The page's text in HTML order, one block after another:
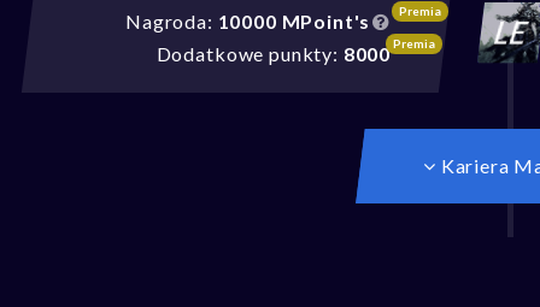
Nagroda: 10000 MPoint's Premia
Dodatkowe punkty: 8000Premia
Kariera